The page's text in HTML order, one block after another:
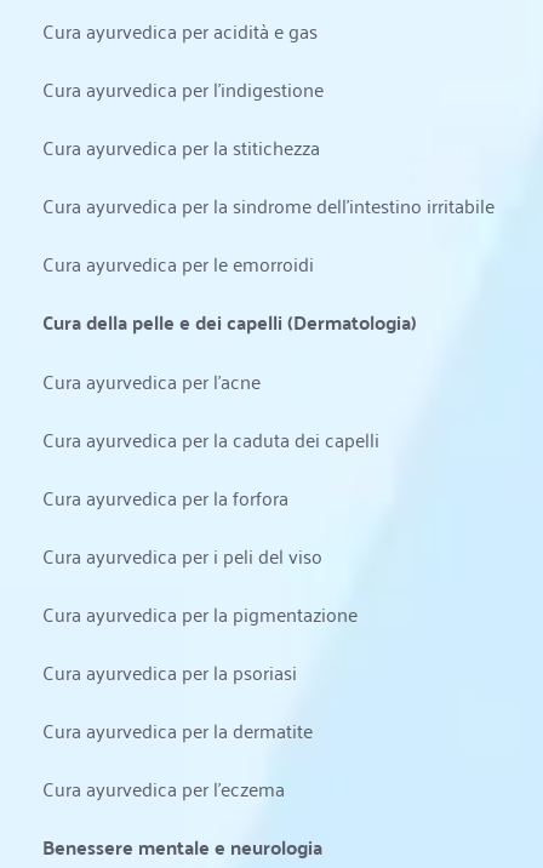
Cura ayurvedica per acidità e gas
Cura ayurvedica per l'indigestione
Cura ayurvedica per la stitichezza
Cura ayurvedica per la sindrome dell'intestino irritabile
Cura ayurvedica per le emorroidi
Cura della pelle e dei capelli (Dermatologia)
Cura ayurvedica per l'acne
Cura ayurvedica per la caduta dei capelli
Cura ayurvedica per la forfora
Cura ayurvedica per i peli del viso
Cura ayurvedica per la pigmentazione
Cura ayurvedica per la psoriasi
Cura ayurvedica per la dermatite
Cura ayurvedica per l'eczema
Benessere mentale e neurologia